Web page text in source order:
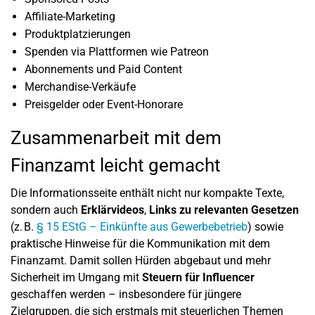
Affiliate-Marketing
Produktplatzierungen
Spenden via Plattformen wie Patreon
Abonnements und Paid Content
Merchandise-Verkäufe
Preisgelder oder Event-Honorare
Zusammenarbeit mit dem
Finanzamt leicht gemacht
Die Informationsseite enthält nicht nur kompakte Texte,
sondern auch Erklärvideos, Links zu relevanten Gesetzen
(z. B. § 15 EStG – Einkünfte aus Gewerbebetrieb) sowie
praktische Hinweise für die Kommunikation mit dem
Finanzamt. Damit sollen Hürden abgebaut und mehr
Sicherheit im Umgang mit Steuern für Influencer
geschaffen werden – insbesondere für jüngere
Zielgruppen, die sich erstmals mit steuerlichen Themen